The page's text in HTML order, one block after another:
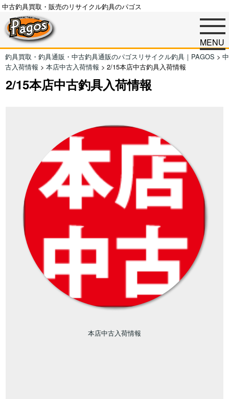
中古釣具買取・販売のリサイクル釣具のパゴス
MENU
釣具買取・釣具通販・中古釣具通販のパゴスリサイクル釣具｜PAGOS > 中
古入荷情報 > 本店中古入荷情報 > 2/15本店中古釣具入荷情報
2/15本店中古釣具入荷情報
本店中古入荷情報